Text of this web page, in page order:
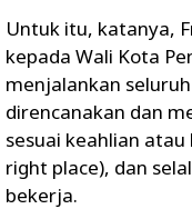
Untuk itu, katanya,
kepada Wali Kota
menjalankan
direncanakan dan
sesuai keahlian
right place), dan
bekerja.